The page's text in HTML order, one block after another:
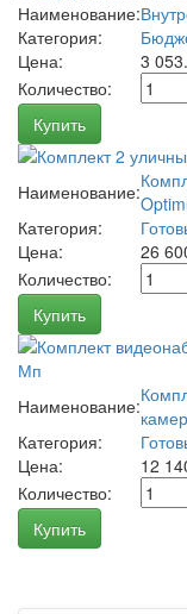
Наименование:
Категория:
Цена:
3
Количество:
Купить
Наименование:
Категория:
Цена:
26
Количество:
Купить
Наименование:
Категория:
Цена:
12
Количество:
Купить